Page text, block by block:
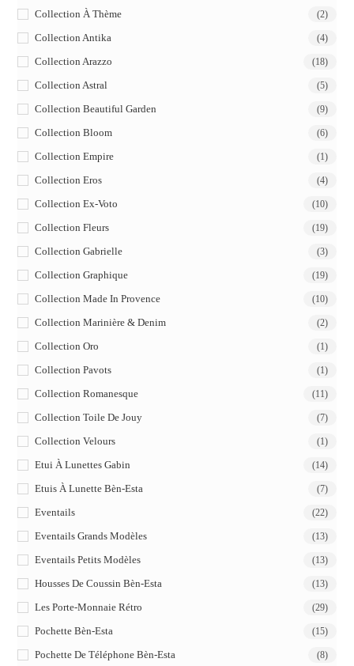
Collection À Thème (2)
Collection Antika (4)
Collection Arazzo (18)
Collection Astral (5)
Collection Beautiful Garden (9)
Collection Bloom (6)
Collection Empire (1)
Collection Eros (4)
Collection Ex-Voto (10)
Collection Fleurs (19)
Collection Gabrielle (3)
Collection Graphique (19)
Collection Made In Provence (10)
Collection Marinière & Denim (2)
Collection Oro (1)
Collection Pavots (1)
Collection Romanesque (11)
Collection Toile De Jouy (7)
Collection Velours (1)
Etui À Lunettes Gabin (14)
Etuis À Lunette Bèn-Esta (7)
Eventails (22)
Eventails Grands Modèles (13)
Eventails Petits Modèles (13)
Housses De Coussin Bèn-Esta (13)
Les Porte-Monnaie Rétro (29)
Pochette Bèn-Esta (15)
Pochette De Téléphone Bèn-Esta (8)